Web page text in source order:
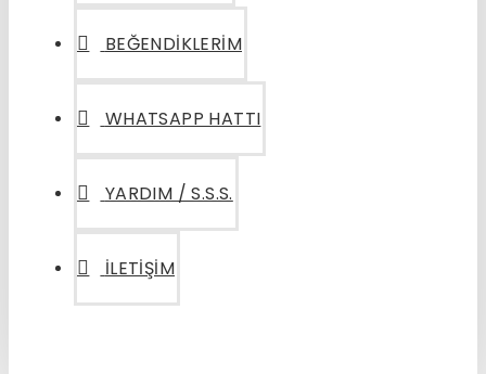
BEĞENDIKLERIM
WHATSAPP HATTI
YARDIM / S.S.S.
İLETIŞIM